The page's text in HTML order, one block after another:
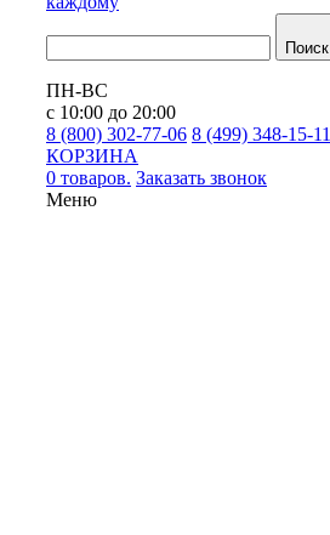
Поиск
ПН-ВС
с 10:00 до 20:00
8 (800) 302-77-06 8 (499) 348-15-11
КОРЗИНА
0 товаров. Заказать звонок
Меню